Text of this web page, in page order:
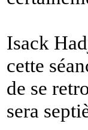
Isack
cette
de se
sera